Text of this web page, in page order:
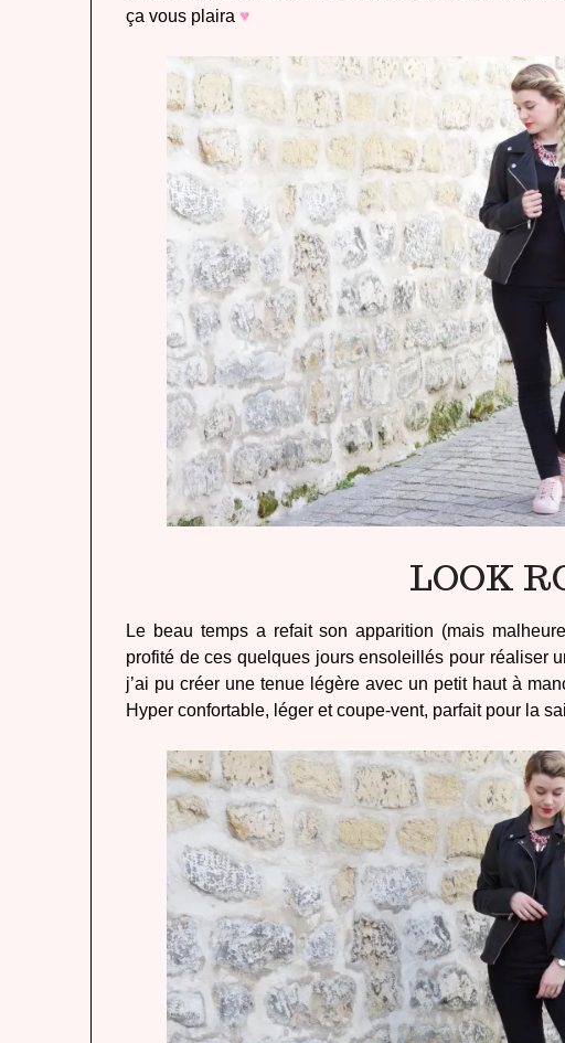
ça vous plaira ♥
LOOK
Le beau temps a refait son apparition (mais
profité de ces quelques jours ensoleillés pour réaliser
j’ai pu créer une tenue légère avec un petit haut à
Hyper confortable, léger et coupe-vent, parfait pour la